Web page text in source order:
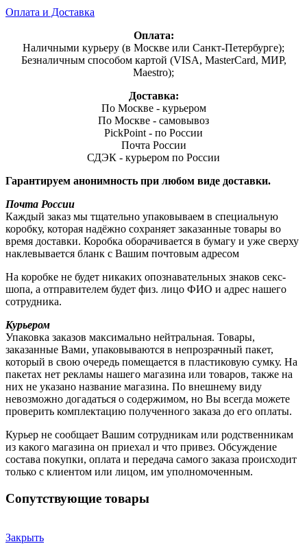
Оплата и Доставка
Оплата:
Наличными курьеру (в Москве или Санкт-Петербурге);
Безналичным способом картой (VISA, MasterCard, МИР,
Maestro);
Доставка:
По Москве - курьером
По Москве - самовывоз
PickPoint - по России
Почта России
СДЭК - курьером по России
Гарантируем анонимность при любом виде доставки.
Почта России
Каждый заказ мы тщательно упаковываем в специальную
коробку, которая надёжно сохраняет заказанные товары во
время доставки. Коробка оборачивается в бумагу и уже сверху
наклевывается бланк с Вашим почтовым адресом
На коробке не будет никаких опознавательных знаков секс-
шопа, а отправителем будет физ. лицо ФИО и адрес нашего
сотрудника.
Курьером
Упаковка заказов максимально нейтральная. Товары,
заказанные Вами, упаковываются в непрозрачный пакет,
который в свою очередь помещается в пластиковую сумку. На
пакетах нет рекламы нашего магазина или товаров, также на
них не указано название магазина. По внешнему виду
невозможно догадаться о содержимом, но Вы всегда можете
проверить комплектацию полученного заказа до его оплаты.
Курьер не сообщает Вашим сотрудникам или родственникам
из какого магазина он приехал и что привез. Обсуждение
состава покупки, оплата и передача самого заказа происходит
только с клиентом или лицом, им уполномоченным.
Сопутствующие товары
Закрыть